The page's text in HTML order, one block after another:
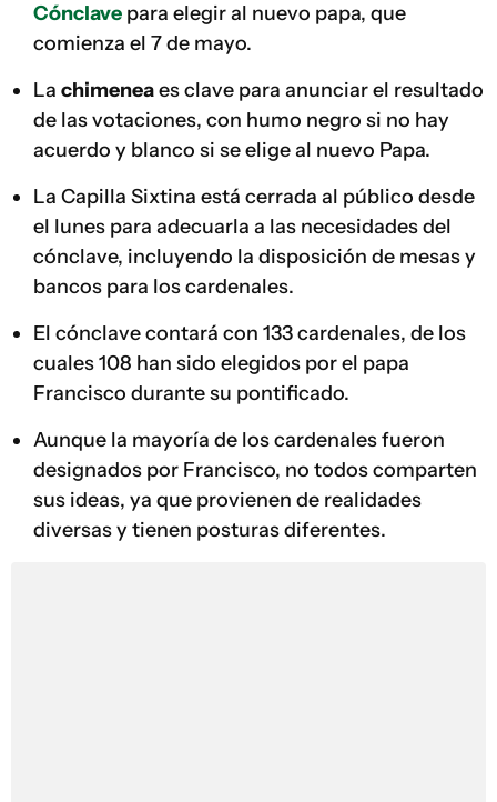
Cónclave para elegir al nuevo papa, que
comienza el 7 de mayo.
La chimeneaes clave para anunciar el resultado
de las votaciones, con humo negro si no hay
acuerdo y blanco si se elige al nuevo Papa.
La Capilla Sixtina está cerrada al público desde
el lunes para adecuarla a las necesidades del
cónclave, incluyendo la disposición de mesas y
bancos para los cardenales.
El cónclave contará con 133 cardenales, de los
cuales 108 han sido elegidos por el papa
Francisco durante su pontificado.
Aunque la mayoría de los cardenales fueron
designados por Francisco, no todos comparten
sus ideas, ya que provienen de realidades
diversas y tienen posturas diferentes.